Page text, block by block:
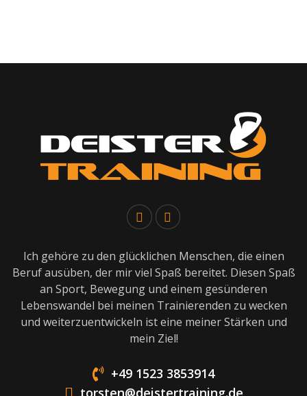
Ich gehöre zu den glücklichen Menschen, die einen
Beruf ausüben, der mir viel Spaß bereitet. Diesen Spaß
an Sport, Bewegung und einem gesünderen
Lebenswandel bei meinen Trainierenden zu wecken
und weiterzuentwickeln ist eine meiner Stärken und
mein Ziel!
+49 1523 3853914